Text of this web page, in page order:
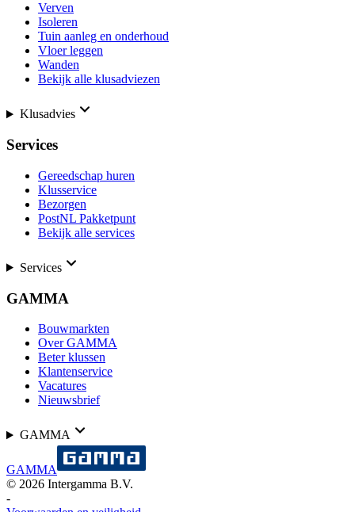
Verven
Isoleren
Tuin aanleg en onderhoud
Vloer leggen
Wanden
Bekijk alle klusadviezen
Klusadvies
Services
Gereedschap huren
Klusservice
Bezorgen
PostNL Pakketpunt
Bekijk alle services
Services
GAMMA
Bouwmarkten
Over GAMMA
Beter klussen
Klantenservice
Vacatures
Nieuwsbrief
GAMMA
GAMMA
© 2026 Intergamma B.V.
-